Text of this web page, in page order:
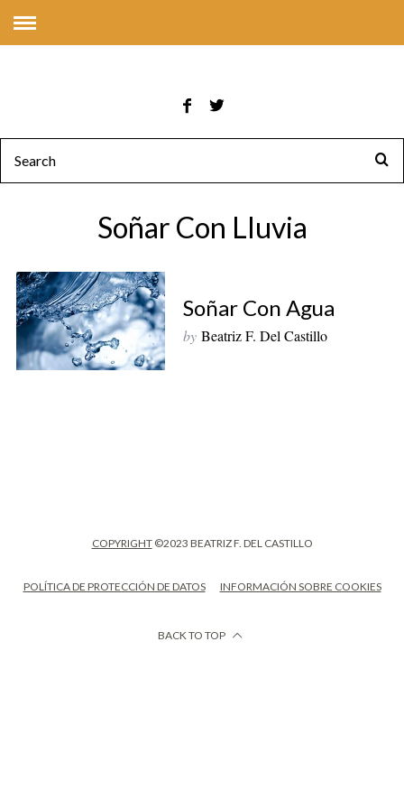
Soñar Con Lluvia
Soñar Con Agua
by Beatriz F. Del Castillo
COPYRIGHT©2023 BEATRIZ F. DEL CASTILLO
POLÍTICA DE PROTECCIÓN DE DATOS INFORMACIÓN SOBRE COOKIES
BACK TO TOP